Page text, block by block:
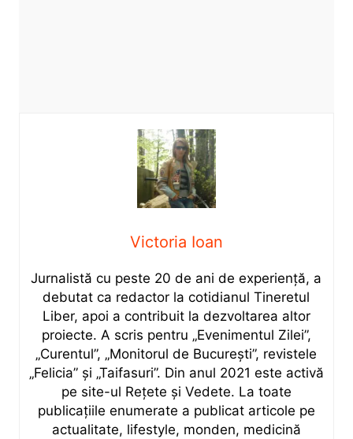
Victoria Ioan
Jurnalistă cu peste 20 de ani de experiență, a
debutat ca redactor la cotidianul Tineretul
Liber, apoi a contribuit la dezvoltarea altor
proiecte. A scris pentru „Evenimentul Zilei”,
„Curentul”, „Monitorul de București”, revistele
„Felicia” și „Taifasuri”. Din anul 2021 este activă
pe site-ul Rețete și Vedete. La toate
publicațiile enumerate a publicat articole pe
actualitate, lifestyle, monden, medicină